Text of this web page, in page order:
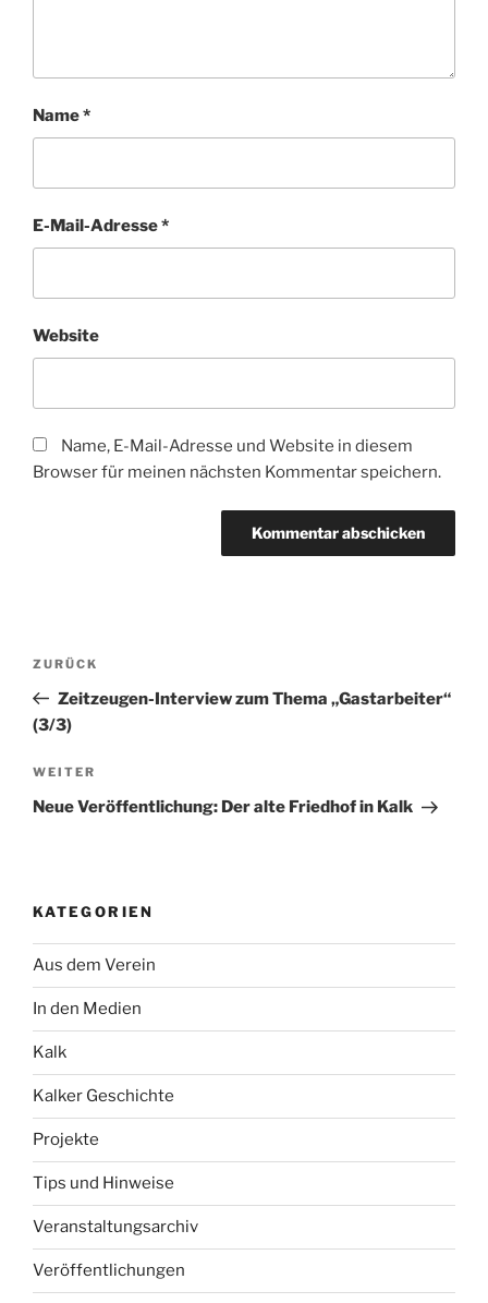
Name*
E-Mail-Adresse*
Website
Name, E-Mail-Adresse und Website in diesem
Browser für meinen nächsten Kommentar speichern.
Beitragsnavigation
Vorheriger
Beitrag
ZURÜCK
Zeitzeugen-Interview zum Thema „Gastarbeiter“
(3/3)
Nächster
Beitrag
WEITER
Neue Veröffentlichung: Der alte Friedhof in Kalk
KATEGORIEN
Aus dem Verein
In den Medien
Kalk
Kalker Geschichte
Projekte
Tips und Hinweise
Veranstaltungsarchiv
Veröffentlichungen